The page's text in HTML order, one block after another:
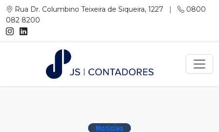
Rua Dr. Columbino Teixeira de Siqueira, 1227 |
0800
082 8200
Notícias